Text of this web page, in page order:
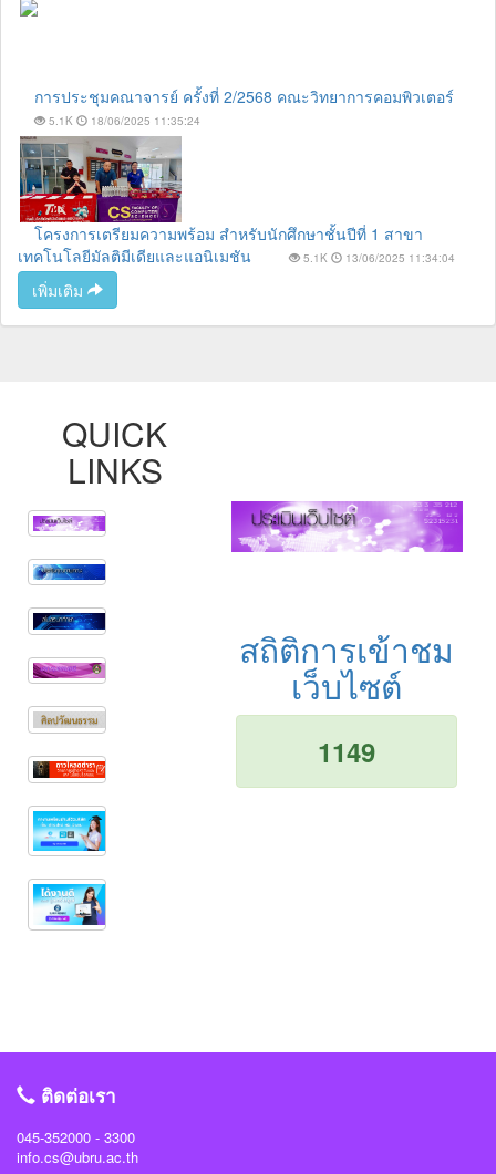
การประชุมคณาจารย์ ครั้งที่ 2/2568 คณะวิทยาการคอมพิวเตอร์
5.1K 18/06/2025 11:35:24
โครงการเตรียมความพร้อม สำหรับนักศึกษาชั้นปีที่ 1 สาขา
เทคโนโลยีมัลติมีเดียและแอนิเมชัน
5.1K 13/06/2025 11:34:04
เพิ่มเติม
QUICK
LINKS
สถิติการเข้าชม
เว็บไซต์
1149
ติดต่อเรา
045-352000 - 3300
info.cs@ubru.ac.th